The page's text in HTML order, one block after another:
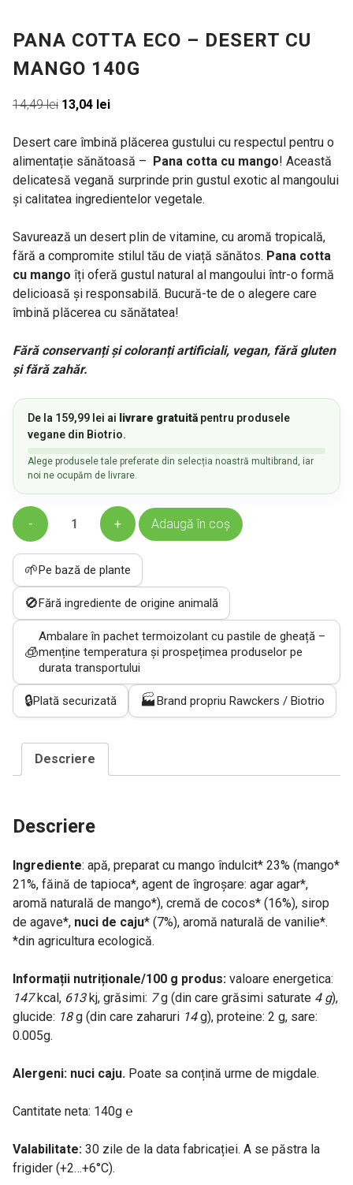
PANA COTTA ECO – DESERT CU
MANGO 140G
14,49lei Prețul
a
fost:
14,49 lei.
13,04 leiPrețul
este:
13,04 lei.
Desert care îmbină plăcerea gustului cu respectul pentru o
alimentație sănătoasă –
Pana cotta cu mango! Această
delicatesă vegană surprinde prin gustul exotic al mangoului
și calitatea ingredientelor vegetale.
Savurează un desert plin de vitamine, cu aromă tropicală,
fără a compromite stilul tău de viață sănătos. Pana cotta
cu mango îți oferă gustul natural al mangoului într-o formă
delicioasă și responsabilă. Bucură-te de o alegere care
îmbină plăcerea cu sănătatea!
Fără conservanți și coloranți artificiali, vegan, fără gluten
și fără zahăr.
De la 159,99 lei ai livrare gratuită pentru produsele
vegane din Biotrio.
Alege produsele tale preferate din selecția noastră multibrand, iar
noi ne ocupăm de livrare.
cotta
ECO
-
desert
cu
mango
140g
Adaugă în coș
🌱Pe bază de plante
🚫Fără ingrediente de origine animală
🧊
Ambalare în pachet termoizolant cu pastile de gheață –
menține temperatura și prospețimea produselor pe
durata transportului
🔒Plată securizată 🏭Brand propriu Rawckers / Biotrio
Descriere
Descriere
Ingrediente: apă, preparat cu mango îndulcit* 23% (mango*
21%, făină de tapioca*, agent de îngroșare: agar agar*,
aromă naturală de mango*), cremă de cocos* (16%), sirop
de agave*, nuci de caju* (7%), aromă naturală de vanilie*.
*din agricultura ecologică.
Informații nutriționale/100 g produs: valoare energetica:
147kcal, 613kj, grăsimi: 7g (din care grăsimi saturate 4 g),
glucide: 18g (din care zaharuri 14g), proteine: 2 g, sare:
0.005g.
Alergeni: nuci caju. Poate sa conțină urme de migdale.
Cantitate neta: 140g ℮
Valabilitate: 30 zile de la data fabricației. A se păstra la
frigider (+2…+6°C).